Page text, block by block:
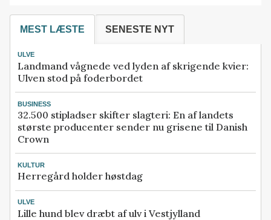
MEST LÆSTE SENESTE NYT
ULVE
Landmand vågnede ved lyden af skrigende kvier:
Ulven stod på foderbordet
BUSINESS
32.500 stipladser skifter slagteri: En af landets
største producenter sender nu grisene til Danish
Crown
KULTUR
Herregård holder høstdag
ULVE
Lille hund blev dræbt af ulv i Vestjylland